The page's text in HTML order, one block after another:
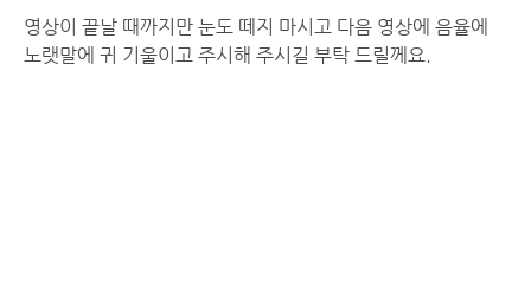
영상이 끝날 때까지만 눈도 떼지 마시고 다음 영상에 음율에
노랫말에 귀 기울이고 주시해 주시길 부탁 드릴께요.